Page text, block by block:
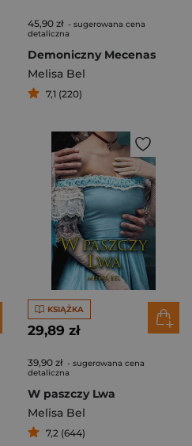
45,90 zł - sugerowana cena
detaliczna
Demoniczny Mecenas
Melisa Bel
7,1 (220)
KSIĄŻKA
29,89 zł
39,90 zł - sugerowana cena
detaliczna
W paszczy Lwa
Melisa Bel
7,2 (644)